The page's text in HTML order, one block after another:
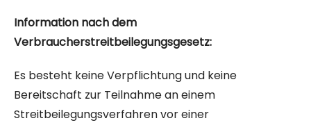
Information nach dem
Verbraucherstreitbeilegungsgesetz:
Es besteht keine Verpflichtung und keine
Bereitschaft zur Teilnahme an einem
Streitbeilegungsverfahren vor einer